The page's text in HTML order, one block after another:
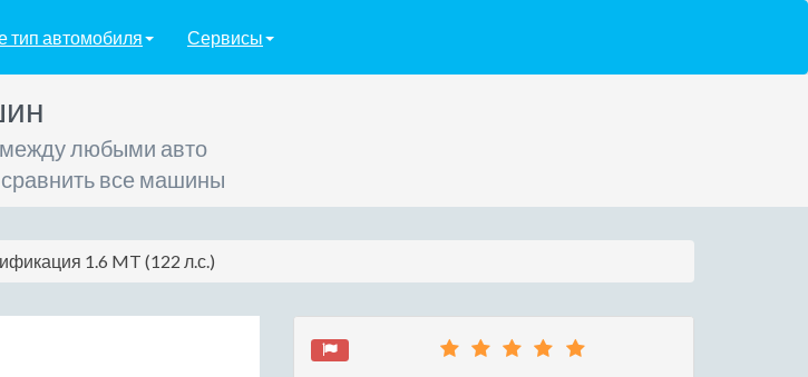
тип автомобиля Сервисы
любыми авто
все машины
1.6 MT (122 л.с.)